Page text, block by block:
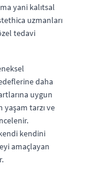
yani kalıtsal
uzmanları
tedavi
daha
uygun
tarzı ve
kendini
amaçlayan